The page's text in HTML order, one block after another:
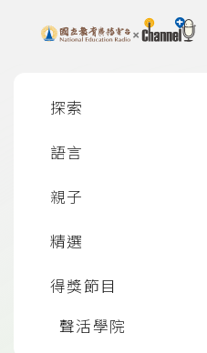
上方功能區塊
探索
語言
親子
精選
得獎節目
聲活學院